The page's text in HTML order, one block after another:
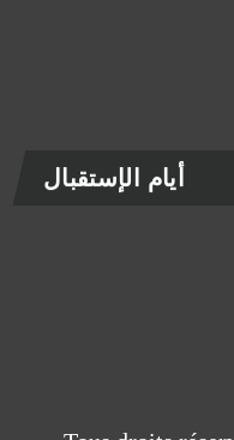
أيام الإستقبال